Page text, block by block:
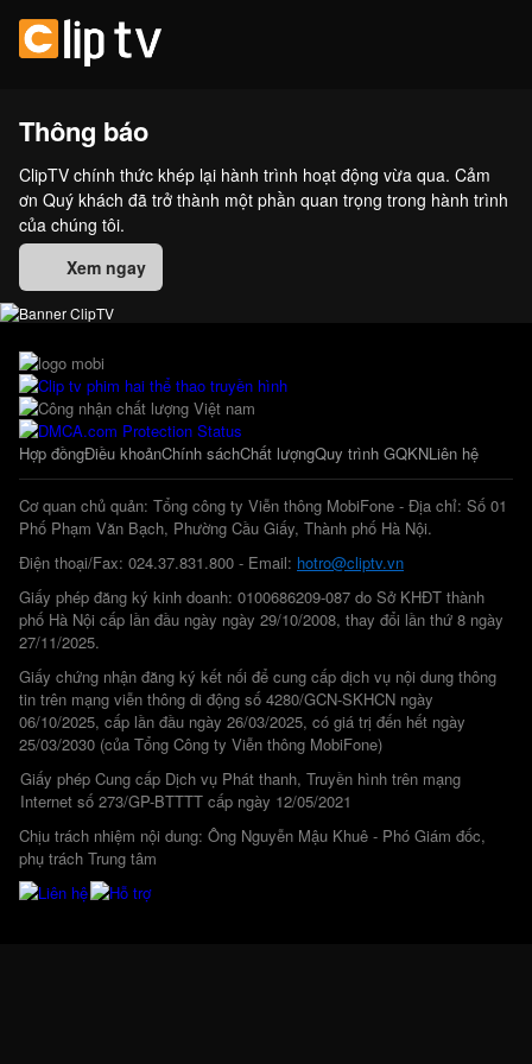
Thông báo
ClipTV chính thức khép lại hành trình hoạt động vừa qua. Cảm
ơn Quý khách đã trở thành một phần quan trọng trong hành trình
của chúng tôi.
Xem ngay
Hợp đồngĐiều khoảnChính sáchChất lượngQuy trình GQKNLiên hệ
Cơ quan chủ quản: Tổng công ty Viễn thông MobiFone - Địa chỉ: Số 01
Phố Phạm Văn Bạch, Phường Cầu Giấy, Thành phố Hà Nội.
Điện thoại/Fax: 024.37.831.800 - Email: hotro@cliptv.vn
Giấy phép đăng ký kinh doanh: 0100686209-087 do Sở KHĐT thành
phố Hà Nội cấp lần đầu ngày ngày 29/10/2008, thay đổi lần thứ 8 ngày
27/11/2025.
Giấy chứng nhận đăng ký kết nối để cung cấp dịch vụ nội dung thông
tin trên mạng viễn thông di động số 4280/GCN-SKHCN ngày
06/10/2025, cấp lần đầu ngày 26/03/2025, có giá trị đến hết ngày
25/03/2030 (của Tổng Công ty Viễn thông MobiFone)
Giấy phép Cung cấp Dịch vụ Phát thanh, Truyền hình trên mạng
Internet số 273/GP-BTTTT cấp ngày 12/05/2021
Chịu trách nhiệm nội dung: Ông Nguyễn Mậu Khuê - Phó Giám đốc,
phụ trách Trung tâm